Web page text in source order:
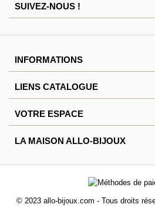
SUIVEZ-NOUS !
INFORMATIONS
LIENS CATALOGUE
VOTRE ESPACE
LA MAISON ALLO-BIJOUX
© 2023 allo-bijoux.com - Tous droits